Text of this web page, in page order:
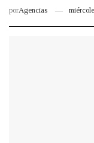
porAgencias